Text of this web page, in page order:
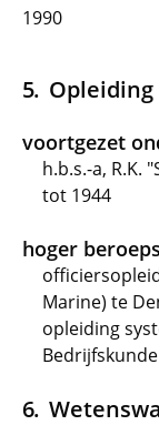
1990
Opleiding
voortgezet
h.b.s.-a, R.K.
tot 1944
hoger
Marine) te
opleiding